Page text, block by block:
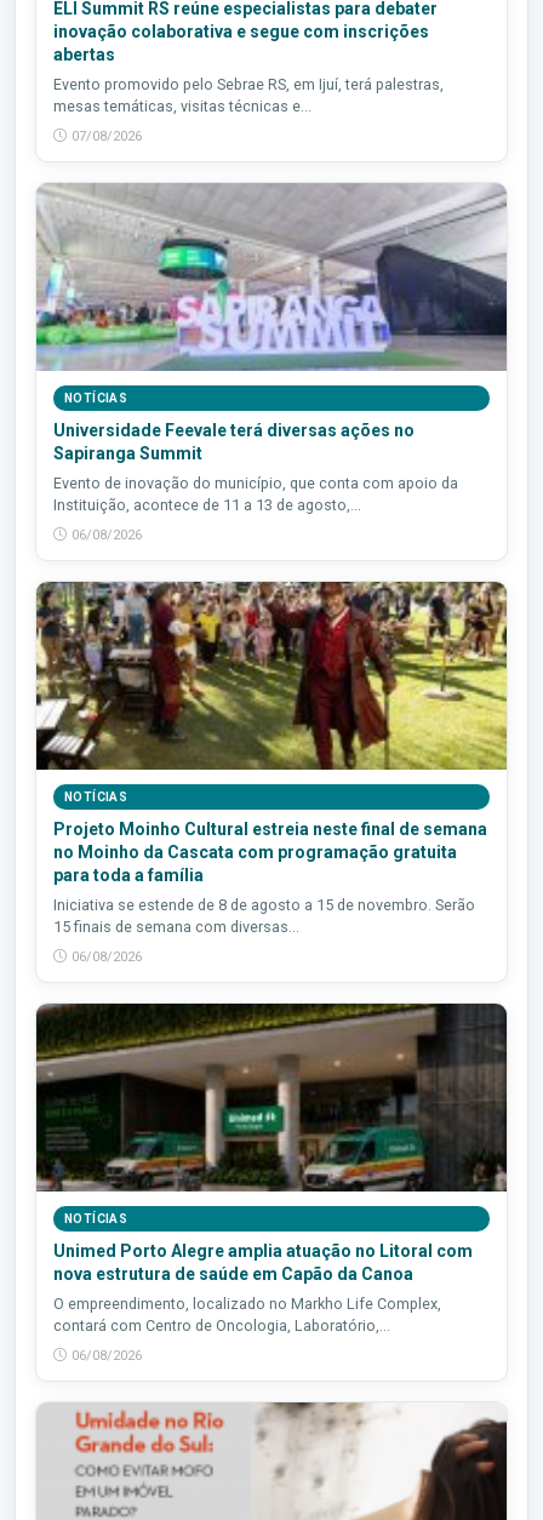
ELI Summit RS reúne especialistas para debater
inovação colaborativa e segue com inscrições
abertas
Evento promovido pelo Sebrae RS, em Ijuí, terá palestras,
mesas temáticas, visitas técnicas e...
07/08/2026
NOTÍCIAS
Universidade Feevale terá diversas ações no
Sapiranga Summit
Evento de inovação do município, que conta com apoio da
Instituição, acontece de 11 a 13 de agosto,...
06/08/2026
NOTÍCIAS
Projeto Moinho Cultural estreia neste final de semana
no Moinho da Cascata com programação gratuita
para toda a família
Iniciativa se estende de 8 de agosto a 15 de novembro. Serão
15 finais de semana com diversas...
06/08/2026
NOTÍCIAS
Unimed Porto Alegre amplia atuação no Litoral com
nova estrutura de saúde em Capão da Canoa
O empreendimento, localizado no Markho Life Complex,
contará com Centro de Oncologia, Laboratório,...
06/08/2026